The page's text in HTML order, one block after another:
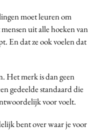
moet leuren om
uit alle hoeken van
En dat ze ook voelen dat
Het merk is dan geen
gedeelde standaard die
voor voelt.
bent over waar je voor